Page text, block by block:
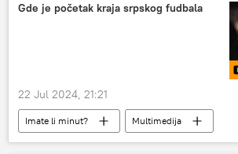
Gde je početak kraja srpskog fudbala
22 Jul 2024, 21:21
Imate li minut? Multimedija